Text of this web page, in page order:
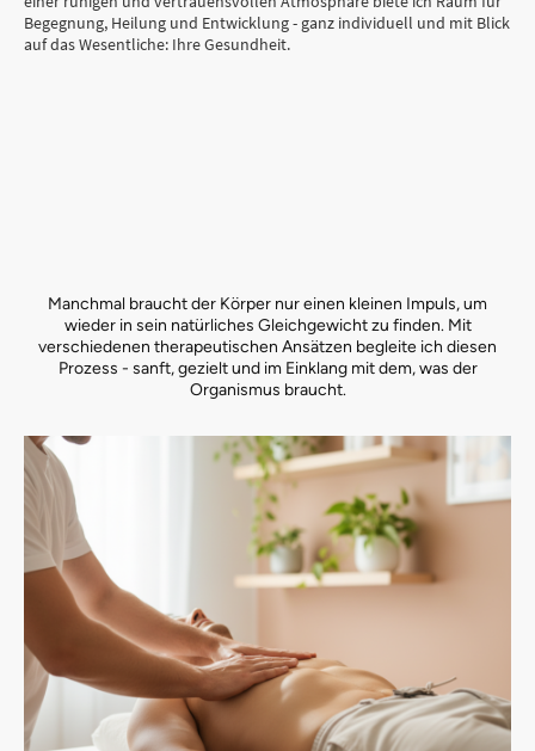
Begegnung, Heilung und Entwicklung - ganz individuell und mit Blick
auf das Wesentliche: Ihre Gesundheit.
Manchmal braucht der Körper nur einen kleinen Impuls, um
wieder in sein natürliches Gleichgewicht zu finden. Mit
verschiedenen therapeutischen Ansätzen begleite ich diesen
Prozess - sanft, gezielt und im Einklang mit dem, was der
Organismus braucht.